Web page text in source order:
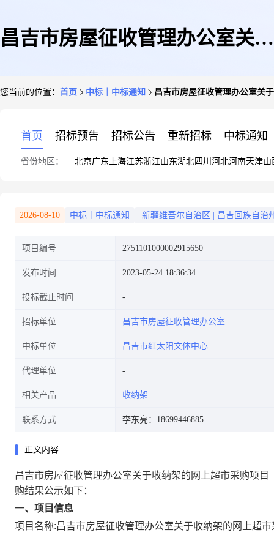
昌吉市房屋征收管理办公室关于
您当前的位置： 首页 中标｜中标通知 昌吉市房屋征收管理办公室关
首页 招标预告 招标公告 重新招标 中标通知
省份地区： 北京广东 上海江苏浙江山东湖北四川 河北河南天津山
2026-08-10 中标｜中标通知 新疆维吾尔自治区 昌吉回族自治
项目编号 2751101000002915650
发布时间 2023-05-24 18:36:34
投标截止时间
招标单位 昌吉市房屋征收管理办公室
中标单位 昌吉市红太阳文体中心
代理单位
相关产品 收纳架
联系方式 李东亮：18699446885
正文内容
昌吉市房屋征收管理办公室关于收纳架的网上超市采购项目
购结果公示如下：
一、项目信息
项目名称:昌吉市房屋征收管理办公室关于收纳架的网上超